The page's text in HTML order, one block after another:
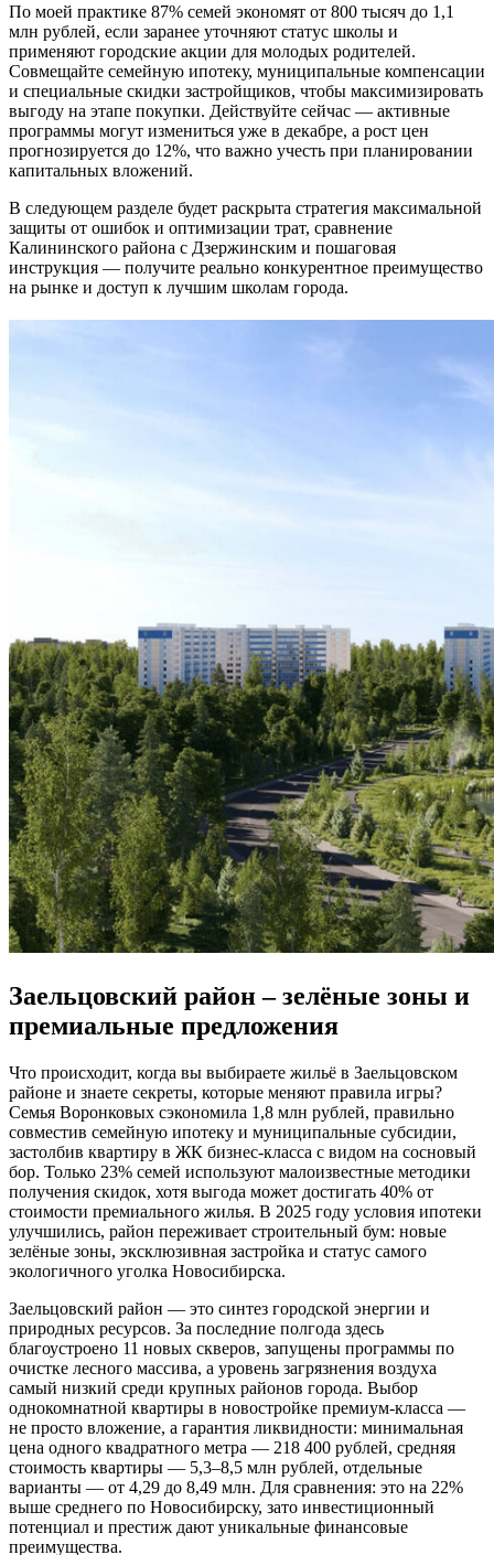
По моей практике 87% семей экономят от 800 тысяч до 1,1
млн рублей, если заранее уточняют статус школы и
применяют городские акции для молодых родителей.
Совмещайте семейную ипотеку, муниципальные компенсации
и специальные скидки застройщиков, чтобы максимизировать
выгоду на этапе покупки. Действуйте сейчас — активные
программы могут измениться уже в декабре, а рост цен
прогнозируется до 12%, что важно учесть при планировании
капитальных вложений.
В следующем разделе будет раскрыта стратегия максимальной
защиты от ошибок и оптимизации трат, сравнение
Калининского района с Дзержинским и пошаговая
инструкция — получите реально конкурентное преимущество
на рынке и доступ к лучшим школам города.
Заельцовский район – зелёные зоны и
премиальные предложения
Что происходит, когда вы выбираете жильё в Заельцовском
районе и знаете секреты, которые меняют правила игры?
Семья Воронковых сэкономила 1,8 млн рублей, правильно
совместив семейную ипотеку и муниципальные субсидии,
застолбив квартиру в ЖК бизнес-класса с видом на сосновый
бор. Только 23% семей используют малоизвестные методики
получения скидок, хотя выгода может достигать 40% от
стоимости премиального жилья. В 2025 году условия ипотеки
улучшились, район переживает строительный бум: новые
зелёные зоны, эксклюзивная застройка и статус самого
экологичного уголка Новосибирска.
Заельцовский район — это синтез городской энергии и
природных ресурсов. За последние полгода здесь
благоустроено 11 новых скверов, запущены программы по
очистке лесного массива, а уровень загрязнения воздуха
самый низкий среди крупных районов города. Выбор
однокомнатной квартиры в новостройке премиум-класса —
не просто вложение, а гарантия ликвидности: минимальная
цена одного квадратного метра — 218 400 рублей, средняя
стоимость квартиры — 5,3–8,5 млн рублей, отдельные
варианты — от 4,29 до 8,49 млн. Для сравнения: это на 22%
выше среднего по Новосибирску, зато инвестиционный
потенциал и престиж дают уникальные финансовые
преимущества.